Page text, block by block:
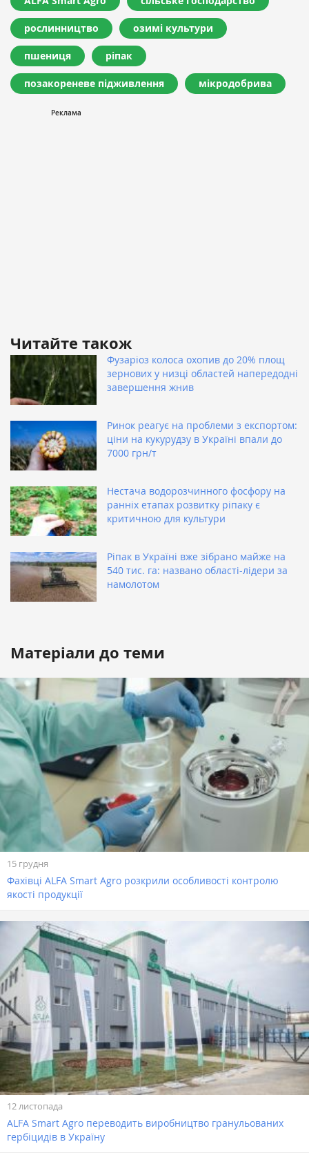
рослинництво озимі культури
пшениця ріпак
позакореневе підживлення мікродобрива
Читайте також
Фузаріоз колоса охопив до 20% площ
зернових у низці областей напередодні
завершення жнив
Ринок реагує на проблеми з експортом:
ціни на кукурудзу в Україні впали до
7000 грн/т
Нестача водорозчинного фосфору на
ранніх етапах розвитку ріпаку є
критичною для культури
Ріпак в Україні вже зібрано майже на
540 тис. га: названо області-лідери за
намолотом
Матеріали до теми
15 грудня
Фахівці ALFA Smart Agro розкрили особливості контролю
якості продукції
12 листопада
ALFA Smart Agro переводить виробництво гранульованих
гербіцидів в Україну